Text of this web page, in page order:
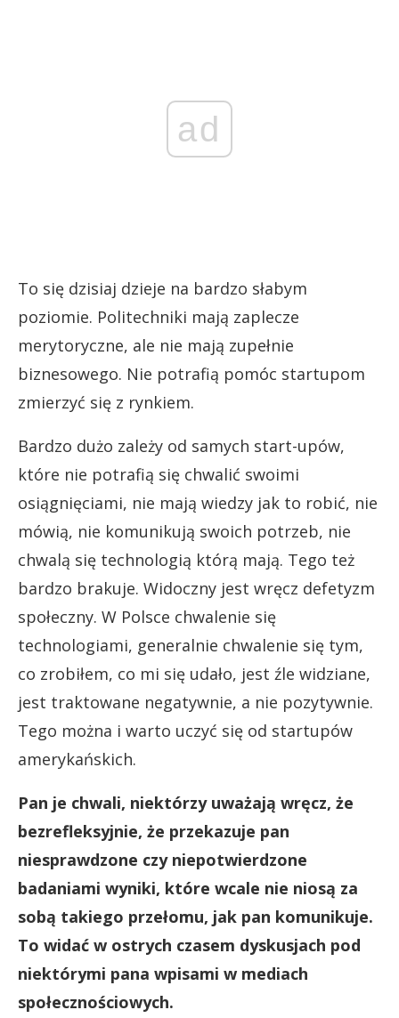
ad
To się dzisiaj dzieje na bardzo słabym
poziomie. Politechniki mają zaplecze
merytoryczne, ale nie mają zupełnie
biznesowego. Nie potrafią pomóc startupom
zmierzyć się z rynkiem.
Bardzo dużo zależy od samych start-upów,
które nie potrafią się chwalić swoimi
osiągnięciami, nie mają wiedzy jak to robić, nie
mówią, nie komunikują swoich potrzeb, nie
chwalą się technologią którą mają. Tego też
bardzo brakuje. Widoczny jest wręcz defetyzm
społeczny. W Polsce chwalenie się
technologiami, generalnie chwalenie się tym,
co zrobiłem, co mi się udało, jest źle widziane,
jest traktowane negatywnie, a nie pozytywnie.
Tego można i warto uczyć się od startupów
amerykańskich.
Pan je chwali, niektórzy uważają wręcz, że
bezrefleksyjnie, że przekazuje pan
niesprawdzone czy niepotwierdzone
badaniami wyniki, które wcale nie niosą za
sobą takiego przełomu, jak pan komunikuje.
To widać w ostrych czasem dyskusjach pod
niektórymi pana wpisami w mediach
społecznościowych.